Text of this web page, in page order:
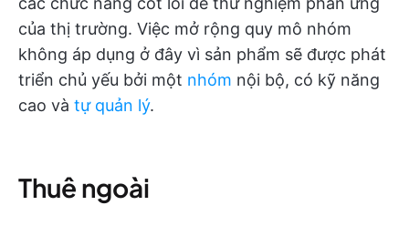
của thị trường. Việc mở rộng quy mô nhóm
không áp dụng ở đây vì sản phẩm sẽ được phát
triển chủ yếu bởi một nhóm nội bộ, có kỹ năng
cao và tự quản lý.
Thuê ngoài